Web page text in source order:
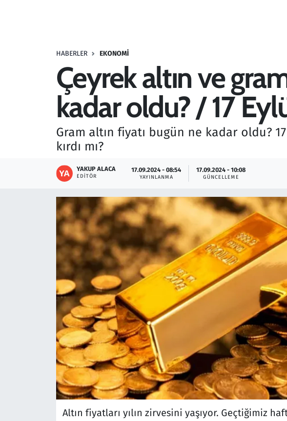
HABERLER EKONOMI
Çeyrek altın ve
kadar oldu? / 17
Gram altın fiyatı bugün ne kadar oldu?
kırdı mı?
YAKUP ALACA
EDITÖR
17.09.2024 - 08:54
YAYINLANMA
17.09.2024 - 10:08
GÜNCELLEME
Altın fiyatları yılın zirvesini yaşıyor. Geçtiğimiz
Savunma Sanayi
Teknoloji ve Bilim
Televizyon